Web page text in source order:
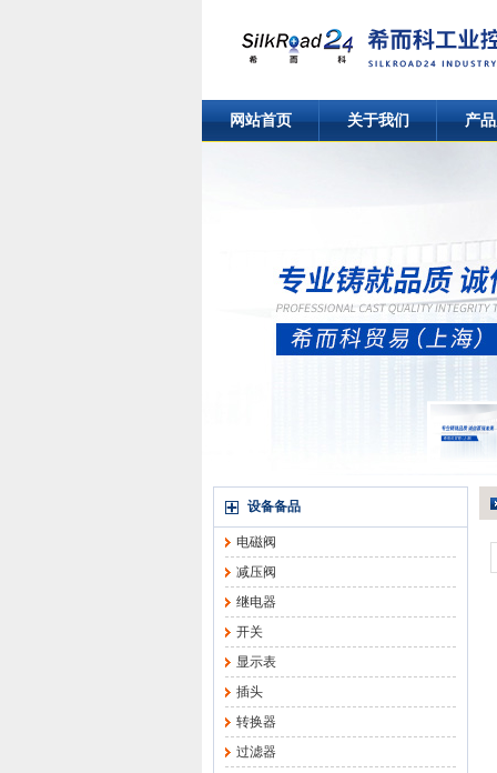
网站首页 关于我们 产
设备备品
电磁阀
减压阀
继电器
开关
显示表
插头
转换器
过滤器